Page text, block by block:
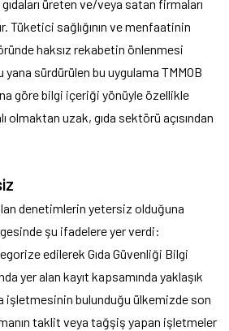
üreten ve/veya satan firmaları
Tüketici sağlığının ve menfaatinin
haksız rekabetin önlenmesi
yana sürdürülen bu uygulama TMMOB
göre bilgi içeriği yönüyle özellikle
olmaktan uzak, gıda sektörü açısından
denetimlerin yetersiz olduğuna
şu ifadelere yer verdi:
edilerek Gıda Güvenliği Bilgi
yer alan kayıt kapsamında yaklaşık
işletmesinin bulunduğu ülkemizde son
taklit veya tağşiş yapan işletmeler